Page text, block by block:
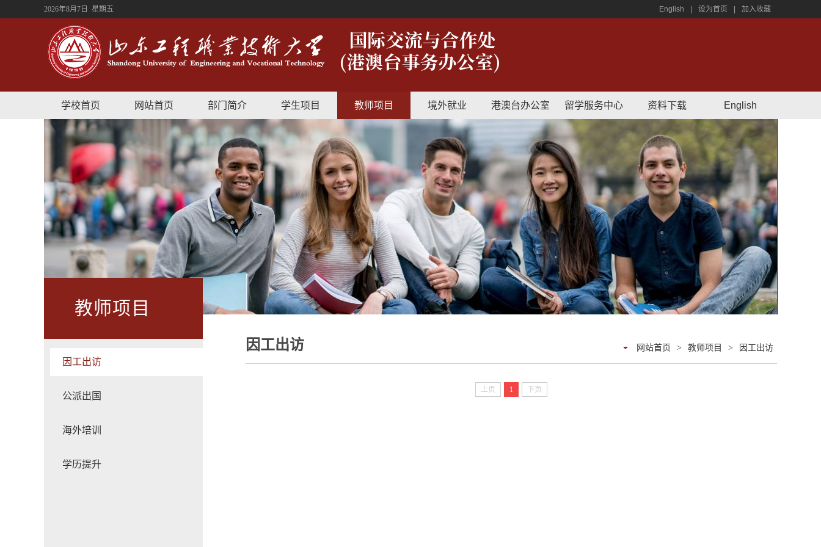
2026年8月7日 星期五 English 设为首页 加入收藏
学校首页 网站首页 部门简介 学生项目 教师项目 境外就业 港澳台办公室 留学服务中心 资料下载 English
教师项目
因工出访
公派出国
海外培训
学历提升
因工出访 网站首页 > 教师项目 > 因工出访
上页 1 下页